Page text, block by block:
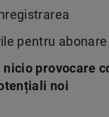
pentru abonare
nicio provocare
noi